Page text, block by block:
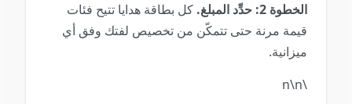
الخطوة 2: حدِّد المبلغ.
كل بطاقة هدايا تتيح فئات
قيمة مرنة حتى تتمكّن من تخصيص لفتك وفق أي
ميزانية.